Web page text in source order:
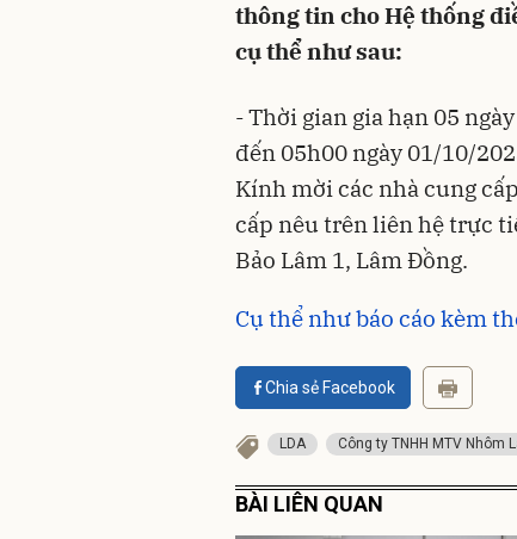
thông tin cho Hệ thống
cụ thể như sau:
- Thời gian gia hạn 05
đến 05h00 ngày 01/10/
Kính mời các nhà cung
cấp nêu trên liên hệ trực
Bảo Lâm 1, Lâm Đồng.
Cụ thể như báo cáo kèm
Chia sẻ Facebook
LDA Công ty TNHH MTV Nhôm
BÀI LIÊN QUAN